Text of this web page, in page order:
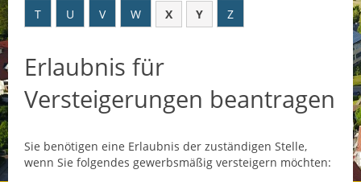
Datenschutz
Gebärdensprache
Geschichte und
Gegenwart
T
U V W X Y Z
Erlaubnis für
Versteigerungen beantragen
Sie benötigen eine Erlaubnis der zuständigen Stelle,
wenn Sie folgendes gewerbsmäßig versteigern möchten: